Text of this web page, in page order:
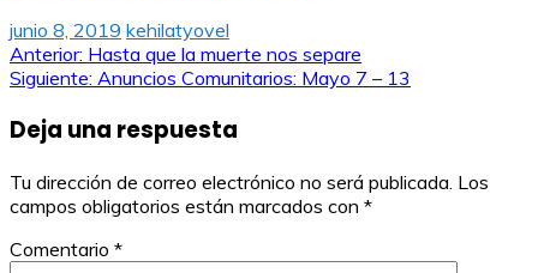
junio 8, 2019 kehilatyovel
Navegación
entradas
Anterior: Hasta que la muerte nos separe
Siguiente: Anuncios Comunitarios: Mayo 7 – 13
Deja una respuesta
Tu dirección de correo electrónico no será publicada. Los
campos obligatorios están marcados con *
Comentario *